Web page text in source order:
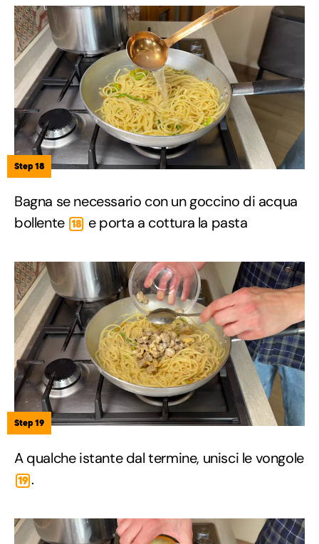
Step 18
Bagna se necessario con un goccino di acqua
bollente 18 e porta a cottura la pasta
Step 19
A qualche istante dal termine, unisci le vongole
19 .